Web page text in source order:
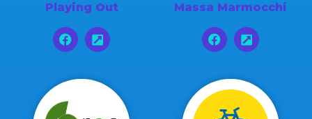
Playing Out Massa Marmocchi